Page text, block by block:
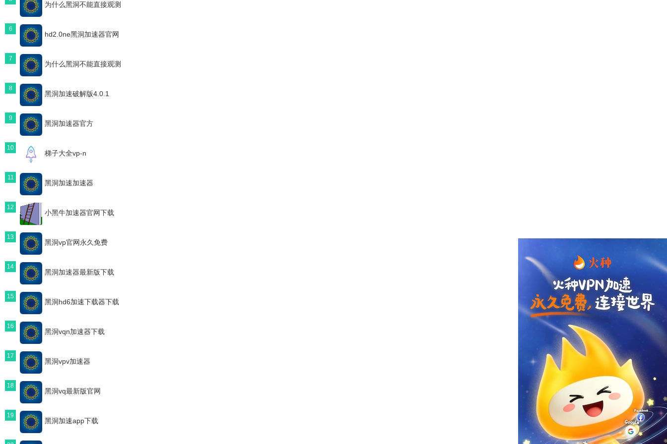
为什么黑洞不能直接观测
6
hd2.0ne黑洞加速器官网
7
为什么黑洞不能直接观测
8
黑洞加速破解版4.0.1
9
黑洞加速器官方
10
梯子大全vp-n
11
黑洞加速加速器
12
小黑牛加速器官网下载
13
黑洞vp官网永久免费
14
黑洞加速器最新版下载
15
黑洞hd6加速下载器下载
16
黑洞vqn加速器下载
17
黑洞vpv加速器
18
黑洞vq最新版官网
19
黑洞加速app下载